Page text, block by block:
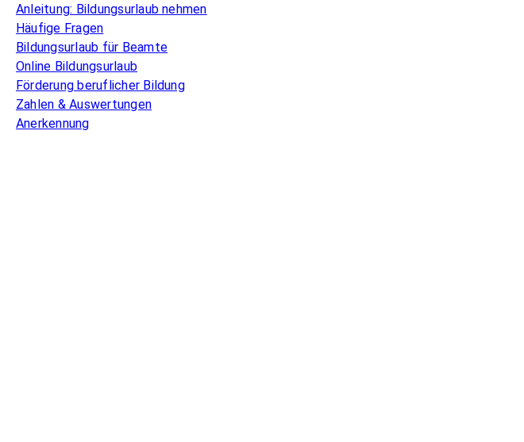
Anleitung: Bildungsurlaub nehmen
Häufige Fragen
Bildungsurlaub für Beamte
Online Bildungsurlaub
Förderung beruflicher Bildung
Zahlen & Auswertungen
Anerkennung